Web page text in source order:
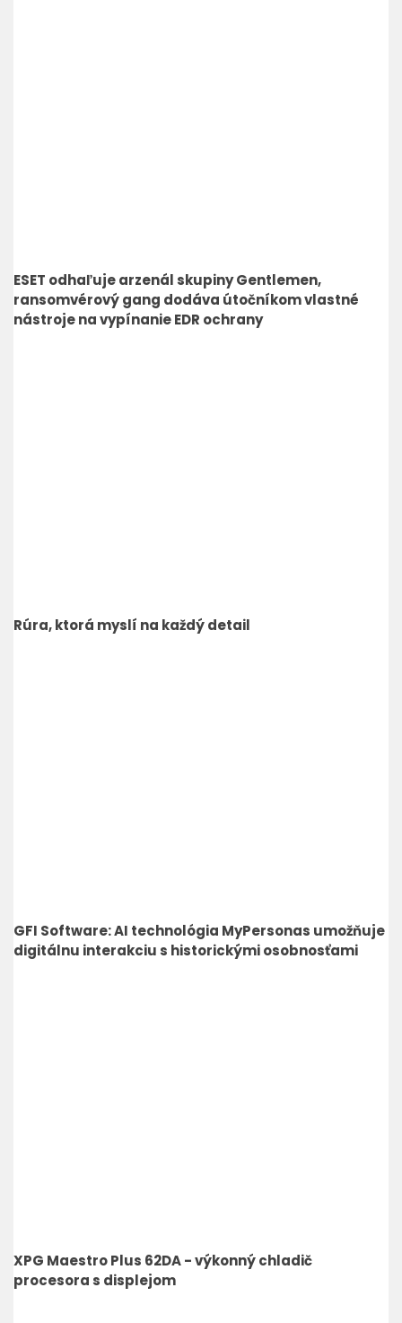
ESET odhaľuje arzenál skupiny Gentlemen,
ransomvérový gang dodáva útočníkom vlastné
nástroje na vypínanie EDR ochrany
Rúra, ktorá myslí na každý detail
GFI Software: AI technológia MyPersonas umožňuje
digitálnu interakciu s historickými osobnosťami
XPG Maestro Plus 62DA - výkonný chladič
procesora s displejom